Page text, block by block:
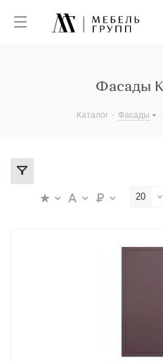
Фасады
Каталог - Фасады
20